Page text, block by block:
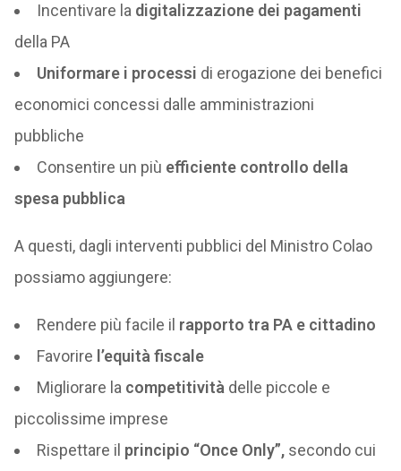
Incentivare la digitalizzazione dei pagamenti
della PA
Uniformare i processi di erogazione dei benefici
economici concessi dalle amministrazioni
pubbliche
Consentire un più efficiente controllo della
spesa pubblica
A questi, dagli interventi pubblici del Ministro Colao
possiamo aggiungere:
Rendere più facile il rapporto tra PA e cittadino
Favorire l’equità fiscale
Migliorare la competitività delle piccole e
piccolissime imprese
Rispettare il principio “Once Only”,secondo cui